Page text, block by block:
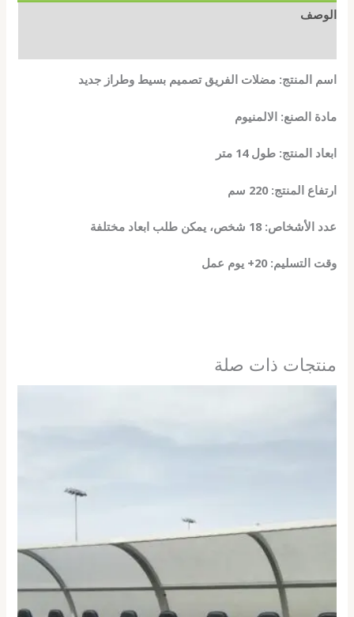
الوصف
اسم المنتج: مضلات الفريق تصميم بسيط وطراز جديد
مادة الصنع: الالمنيوم
ابعاد المنتج: طول 14 متر
ارتفاع المنتج: 220 سم
عدد الأشخاص: 18 شخص، يمكن طلب ابعاد مختلفة
وقت التسليم: 20+ يوم عمل
منتجات ذات صلة